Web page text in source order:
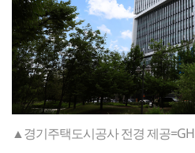
▲경기주택도시공사 전경 제공=GH